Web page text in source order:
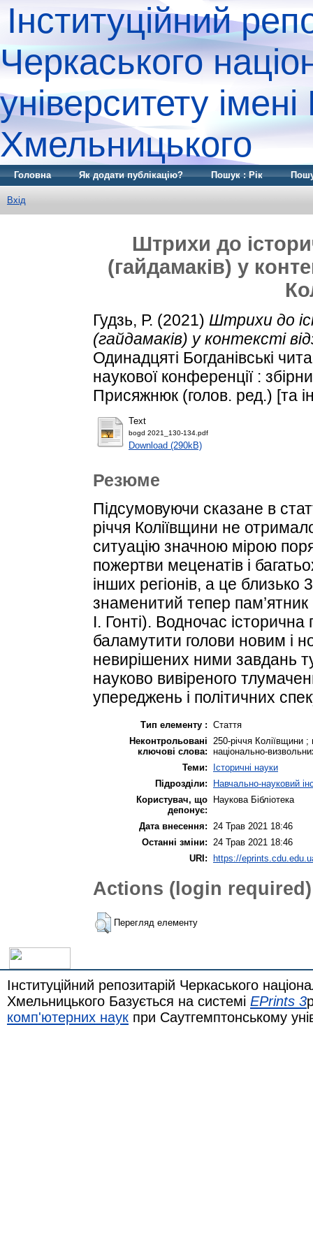
Інституційний
Черкаського
університету
Хмельницького
Головна Як додати публікацію? Пошук : Рік
Вхід
Штрихи до
(гайдамаків) у
Гудзь, Р. (2021) Штрихи до
(гайдамаків) у контексті
Одинадцяті Богданівські
наукової конференції :
Присяжнюк (голов. ред.) [та
Text
bogd 2021_130-134.pdf
Download (290kB)
Резюме
Підсумовуючи сказане в
річчя Коліївщини не
ситуацію значною мірою
пожертви меценатів і
інших регіонів, а це близько
знаменитий тепер
І. Гонті). Водночас
баламутити голови новим і
невирішених ними завдань
науково вивіреного
упереджень і політичних
Тип елементу : Стаття
Неконтрольовані
ключові слова:
250-річчя Коліївщини ;
національно-
Теми:
Історичні науки
Підрозділи:
Навчально-науковий
Користувач, що
депонує:
Наукова Бібліотека
Дата внесення:
24 Трав 2021 18:46
Останні зміни:
24 Трав 2021 18:46
URI: https://
Actions (login required)
Перегляд елементу
Інституційний репозитарій Черкаського
Хмельницького Базується на системі EPrints 3
комп'ютерних наук при Саутгемптонському